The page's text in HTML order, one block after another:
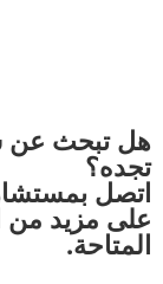
هل تبحث عن
تجده؟
اتصل
على مزيد من
المتاحة.